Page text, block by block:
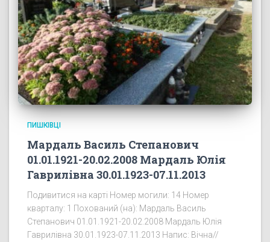
ПИШКІВЦІ
Мардаль Василь Степанович
01.01.1921-20.02.2008 Мардаль Юлія
Гаврилівна 30.01.1923-07.11.2013
Подивитися на карті Номер могили: 14 Номер
кварталу: 1 Похований (на): Мардаль Василь
Степанович 01.01.1921-20.02.2008 Мардаль Юлія
Гаврилівна 30.01.1923-07.11.2013 Напис: Вічна//